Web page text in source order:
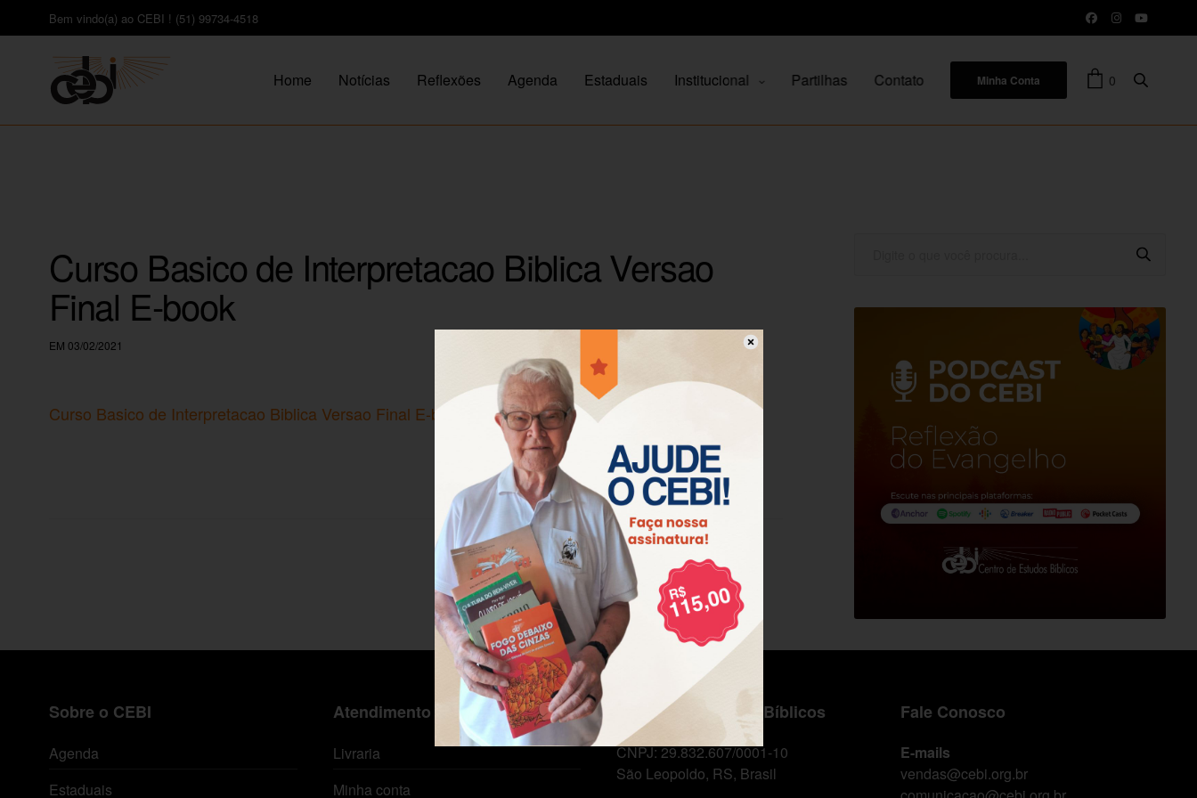
Bem vindo(a) ao CEBI ! (51) 99734-4518
Home Notícias Reflexões Agenda Estaduais Institucional Partilhas Contato Minha Conta 0
Curso Basico de Interpretacao Biblica Versao
Final E-book
EM 03/02/2021
Curso Basico de Interpretacao Biblica Versao Final E-book
Sobre o CEBI
Agenda
Estaduais
Atendimento ao Cliente
Livraria
Minha conta
Centro de Estudos Bíblicos
CNPJ: 29.832.607/0001-10
São Leopoldo, RS, Brasil
Fale Conosco
E-mails
vendas@cebi.org.br